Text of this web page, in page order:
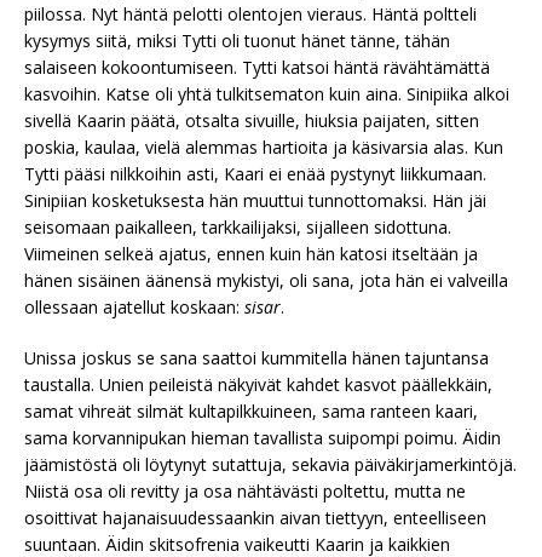
piilossa. Nyt häntä pelotti olentojen vieraus. Häntä poltteli
kysymys siitä, miksi Tytti oli tuonut hänet tänne, tähän
salaiseen kokoontumiseen. Tytti katsoi häntä rävähtämättä
kasvoihin. Katse oli yhtä tulkitsematon kuin aina. Sinipiika alkoi
sivellä Kaarin päätä, otsalta sivuille, hiuksia paijaten, sitten
poskia, kaulaa, vielä alemmas hartioita ja käsivarsia alas. Kun
Tytti pääsi nilkkoihin asti, Kaari ei enää pystynyt liikkumaan.
Sinipiian kosketuksesta hän muuttui tunnottomaksi. Hän jäi
seisomaan paikalleen, tarkkailijaksi, sijalleen sidottuna.
Viimeinen selkeä ajatus, ennen kuin hän katosi itseltään ja
hänen sisäinen äänensä mykistyi, oli sana, jota hän ei valveilla
ollessaan ajatellut koskaan: sisar.
Unissa joskus se sana saattoi kummitella hänen tajuntansa
taustalla. Unien peileistä näkyivät kahdet kasvot päällekkäin,
samat vihreät silmät kultapilkkuineen, sama ranteen kaari,
sama korvannipukan hieman tavallista suipompi poimu. Äidin
jäämistöstä oli löytynyt sutattuja, sekavia päiväkirjamerkintöjä.
Niistä osa oli revitty ja osa nähtävästi poltettu, mutta ne
osoittivat hajanaisuudessaankin aivan tiettyyn, enteelliseen
suuntaan. Äidin skitsofrenia vaikeutti Kaarin ja kaikkien